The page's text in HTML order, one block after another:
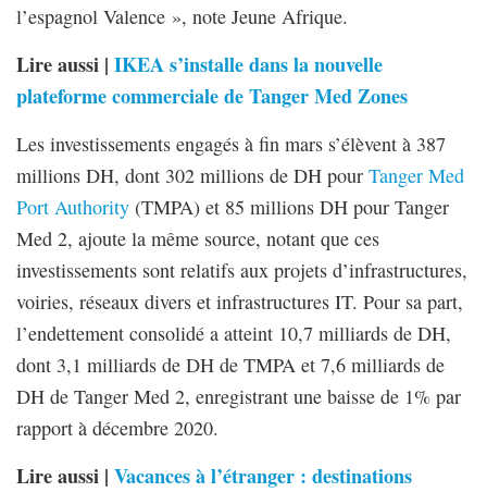
l’espagnol Valence », note Jeune Afrique.
Lire aussi | IKEA s’installe dans la nouvelle
plateforme commerciale de Tanger Med Zones
Les investissements engagés à fin mars s’élèvent à 387
millions DH, dont 302 millions de DH pour Tanger Med
Port Authority (TMPA) et 85 millions DH pour Tanger
Med 2, ajoute la même source, notant que ces
investissements sont relatifs aux projets d’infrastructures,
voiries, réseaux divers et infrastructures IT. Pour sa part,
l’endettement consolidé a atteint 10,7 milliards de DH,
dont 3,1 milliards de DH de TMPA et 7,6 milliards de
DH de Tanger Med 2, enregistrant une baisse de 1% par
rapport à décembre 2020.
Lire aussi | Vacances à l’étranger : destinations